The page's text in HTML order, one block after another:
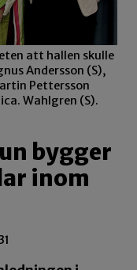
att hallen skulle
Andersson (S),
Pettersson
Wahlgren (S).
bygger
inom